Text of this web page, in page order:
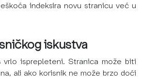
indeksira novu stranicu već u
iskustva
vrlo isprepleteni. Stranica može biti
ali ako korisnik ne može brzo doći